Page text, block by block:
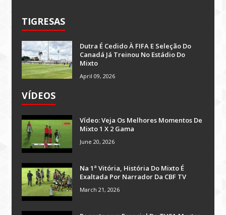
TIGRESAS
Dutra É Cedido À FIFA E Seleção Do
Canadá Já Treinou No Estádio Do
Mixto
April 09, 2026
VÍDEOS
Vídeo: Veja Os Melhores Momentos De
Mixto 1 X 2 Gama
June 20, 2026
Na 1ª Vitória, História Do Mixto É
Exaltada Por Narrador Da CBF TV
March 21, 2026